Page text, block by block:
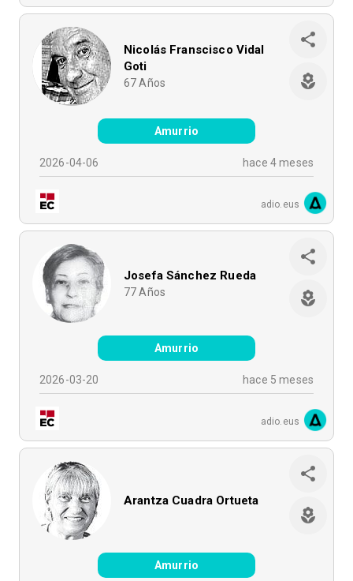
Nicolás Franscisco Vidal
Goti
67 Años
Amurrio
2026-04-06 hace 4 meses
adio.eus
Josefa Sánchez Rueda
77 Años
Amurrio
2026-03-20 hace 5 meses
adio.eus
Arantza Cuadra Ortueta
Amurrio